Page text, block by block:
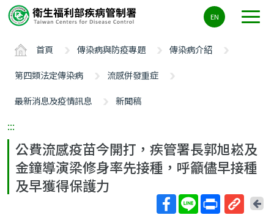
要
ALT+C
EN
首頁 傳染病與防疫專題
傳染病介紹
第四類法定傳染病
流感併發重症
最新消息及疫情訊息
新聞稿
:::
公費流感疫苗今開打，疾管署長郭旭崧及
金鐘導演梁修身率先接種，呼籲儘早接種
及早獲得保護力
回